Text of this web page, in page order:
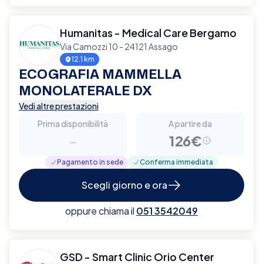
Humanitas - Medical Care Bergamo
Via Camozzi 10 - 24121 Assago
12.1 km
ECOGRAFIA MAMMELLA
MONOLATERALE DX
Vedi altre prestazioni
Prima disponibilità
-
A partire da
126€
Pagamento in sede Conferma immediata
Scegli giorno e ora
oppure chiama il 051 3542049
GSD - Smart Clinic Orio Center